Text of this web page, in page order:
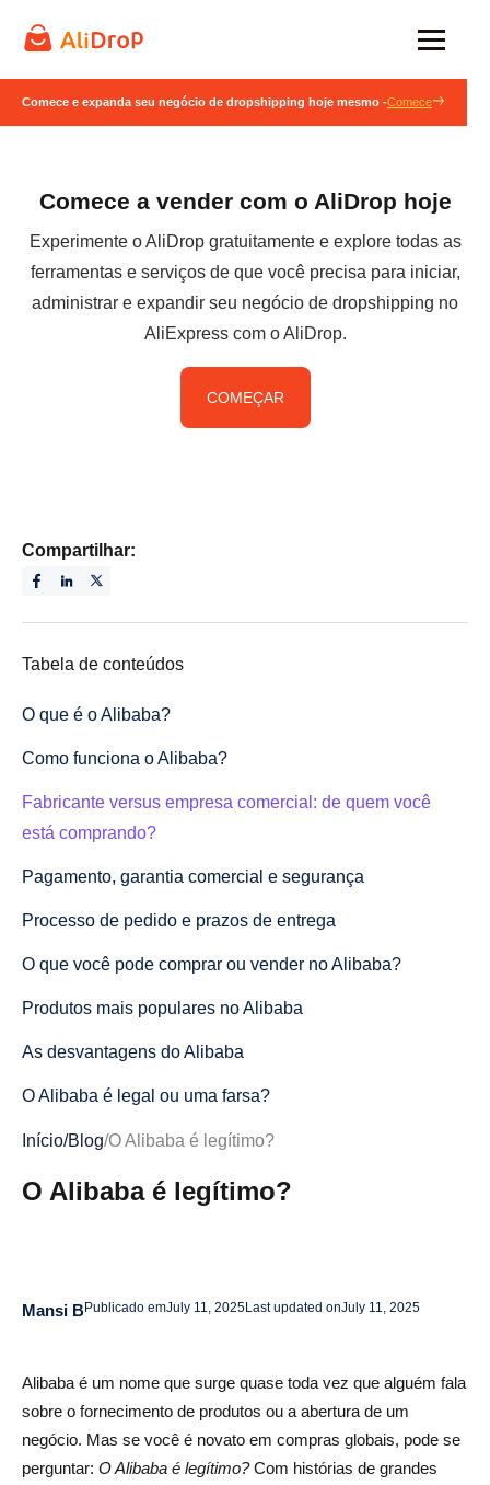
Comece e expanda seu negócio de dropshipping hoje mesmo -Comece
Comece a vender com o AliDrop hoje
Experimente o AliDrop gratuitamente e explore todas as
ferramentas e serviços de que você precisa para iniciar,
administrar e expandir seu negócio de dropshipping no
AliExpress com o AliDrop.
COMEÇAR
Compartilhar:
Tabela de conteúdos
O que é o Alibaba?
Como funciona o Alibaba?
Fabricante versus empresa comercial: de quem você
está comprando?
Pagamento, garantia comercial e segurança
Processo de pedido e prazos de entrega
O que você pode comprar ou vender no Alibaba?
Produtos mais populares no Alibaba
As desvantagens do Alibaba
O Alibaba é legal ou uma farsa?
O Alibaba é legítimo ou não?
Dicas para usar o Alibaba e tirar o máximo proveito dele
O Alibaba é legítimo? Perguntas frequentes
legítimos no Alibaba?
Quais são os riscos de comprar produtos de marca no
Alibaba?
Início/Blog/O Alibaba é legítimo?
O Alibaba é legítimo?
Mansi BPublicado emJuly 11, 2025Last updated onJuly 11, 2025
Alibaba é um nome que surge quase toda vez que alguém fala
sobre o fornecimento de produtos ou a abertura de um
negócio. Mas se você é novato em compras globais, pode se
perguntar: O Alibaba é legítimo?Com histórias de grandes